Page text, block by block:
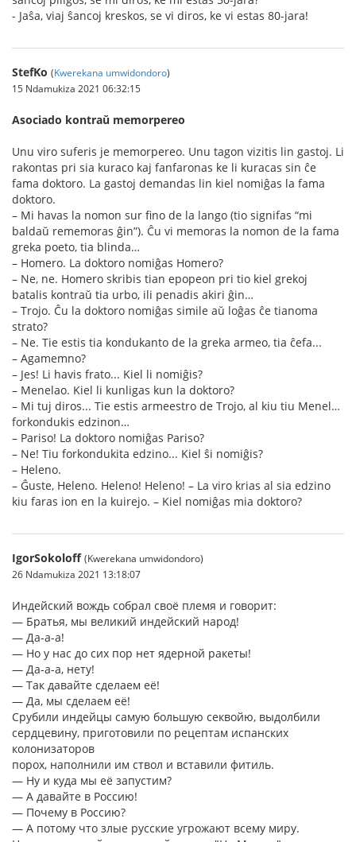
- Jaŝa, viaj ŝancoj kreskos, se vi diros, ke vi estas 80-jara!
StefKo (Kwerekana umwidondoro)
15 Ndamukiza 2021 06:32:15
Asociado kontraŭ memorpereo
Unu viro suferis je memorpereo. Unu tagon vizitis lin gastoj. Li
rakontas pri sia kuraco kaj fanfaronas ke li kuracas sin ĉe
fama doktoro. La gastoj demandas lin kiel nomiĝas la fama
doktoro.
– Mi havas la nomon sur fino de la lango (tio signifas “mi
baldaŭ rememoras ĝin”). Ĉu vi memoras la nomon de la fama
greka poeto, tia blinda…
– Homero. La doktoro nomiĝas Homero?
– Ne, ne. Homero skribis tian epopeon pri tio kiel grekoj
batalis kontraŭ tia urbo, ili penadis akiri ĝin…
– Trojo. Ĉu la doktoro nomiĝas simile aŭ loĝas ĉe tianoma
strato?
– Ne. Tie estis tia kondukanto de la greka armeo, tia ĉefa...
– Agamemno?
– Jes! Li havis frato... Kiel li nomiĝis?
– Menelao. Kiel li kunligas kun la doktoro?
– Mi tuj diros... Tie estis armeestro de Trojo, al kiu tiu Menel…
forkondukis edzinon…
– Pariso! La doktoro nomiĝas Pariso?
– Ne! Tiu forkondukita edzino... Kiel ŝi nomiĝis?
– Heleno.
– Ĝuste, Heleno. Heleno! Heleno! – La viro krias al sia edzino
kiu faras ion en la kuirejo. – Kiel nomiĝas mia doktoro?
IgorSokoloff (Kwerekana umwidondoro)
26 Ndamukiza 2021 13:18:07
Индейский вождь собрал своё племя и говорит:
— Братья, мы великий индейский народ!
— Да-а-а!
— Но у нас до сих пор нет ядерной ракеты!
— Да-а-а, нету!
— Так давайте сделаем её!
— Да, мы сделаем её!
Срубили индейцы самую большую секвойю, выдолбили
сердцевину, приготовили по рецептам испанских
колонизаторов
порох, наполнили им ствол и вставили фитиль.
— Ну и куда мы её запустим?
— А давайте в Россию!
— Почему в Россию?
— А потому что злые русские угрожают всему миру.